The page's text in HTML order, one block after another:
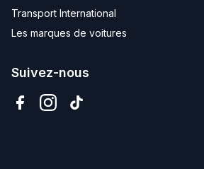
Transport International
Les marques de voitures
Suivez-nous